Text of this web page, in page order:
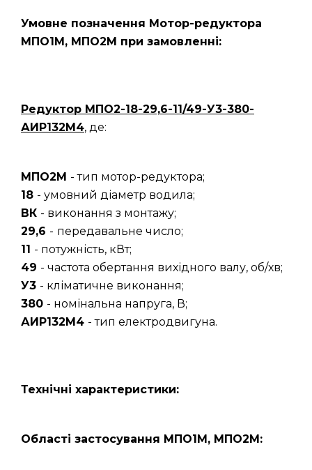
Умовне позначення Мотор-редуктора
МПО1М, МПО2М при замовленні:
Редуктор МПО2-18-29,6-11/49-У3-380-
АИР132M4, де:
МПО2М - тип мотор-редуктора;
18 - умовний діаметр водила;
ВК - виконання з монтажу;
29,6 - передавальне число;
11 - потужність, кВт;
49 - частота обертання вихідного валу, об/хв;
У3 - кліматичне виконання;
380 - номінальна напруга, В;
АИР132M4 - тип електродвигуна.
Технічні характеристики:
Області застосування МПО1М, МПО2М: